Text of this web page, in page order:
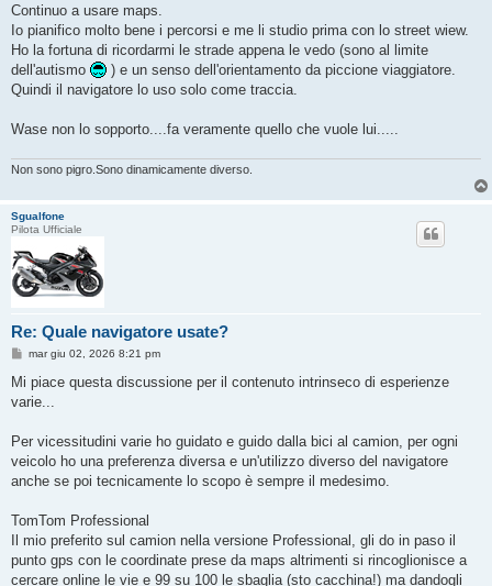
Continuo a usare maps.
Io pianifico molto bene i percorsi e me li studio prima con lo street wiew.
Ho la fortuna di ricordarmi le strade appena le vedo (sono al limite
dell'autismo
) e un senso dell'orientamento da piccione viaggiatore.
Quindi il navigatore lo uso solo come traccia.
Wase non lo sopporto....fa veramente quello che vuole lui.....
Non sono pigro.Sono dinamicamente diverso.
Sgualfone
Pilota Ufficiale
Re: Quale navigatore usate?
M
s
a
i
o
mar giu 02, 2026 8:21 pm
Mi piace questa discussione per il contenuto intrinseco di esperienze
varie...
Per vicessitudini varie ho guidato e guido dalla bici al camion, per ogni
veicolo ho una preferenza diversa e un'utilizzo diverso del navigatore
anche se poi tecnicamente lo scopo è sempre il medesimo.
TomTom Professional
Il mio preferito sul camion nella versione Professional, gli do in paso il
punto gps con le coordinate prese da maps altrimenti si rincoglionisce a
cercare online le vie e 99 su 100 le sbaglia (sto cacchina!) ma dandogli